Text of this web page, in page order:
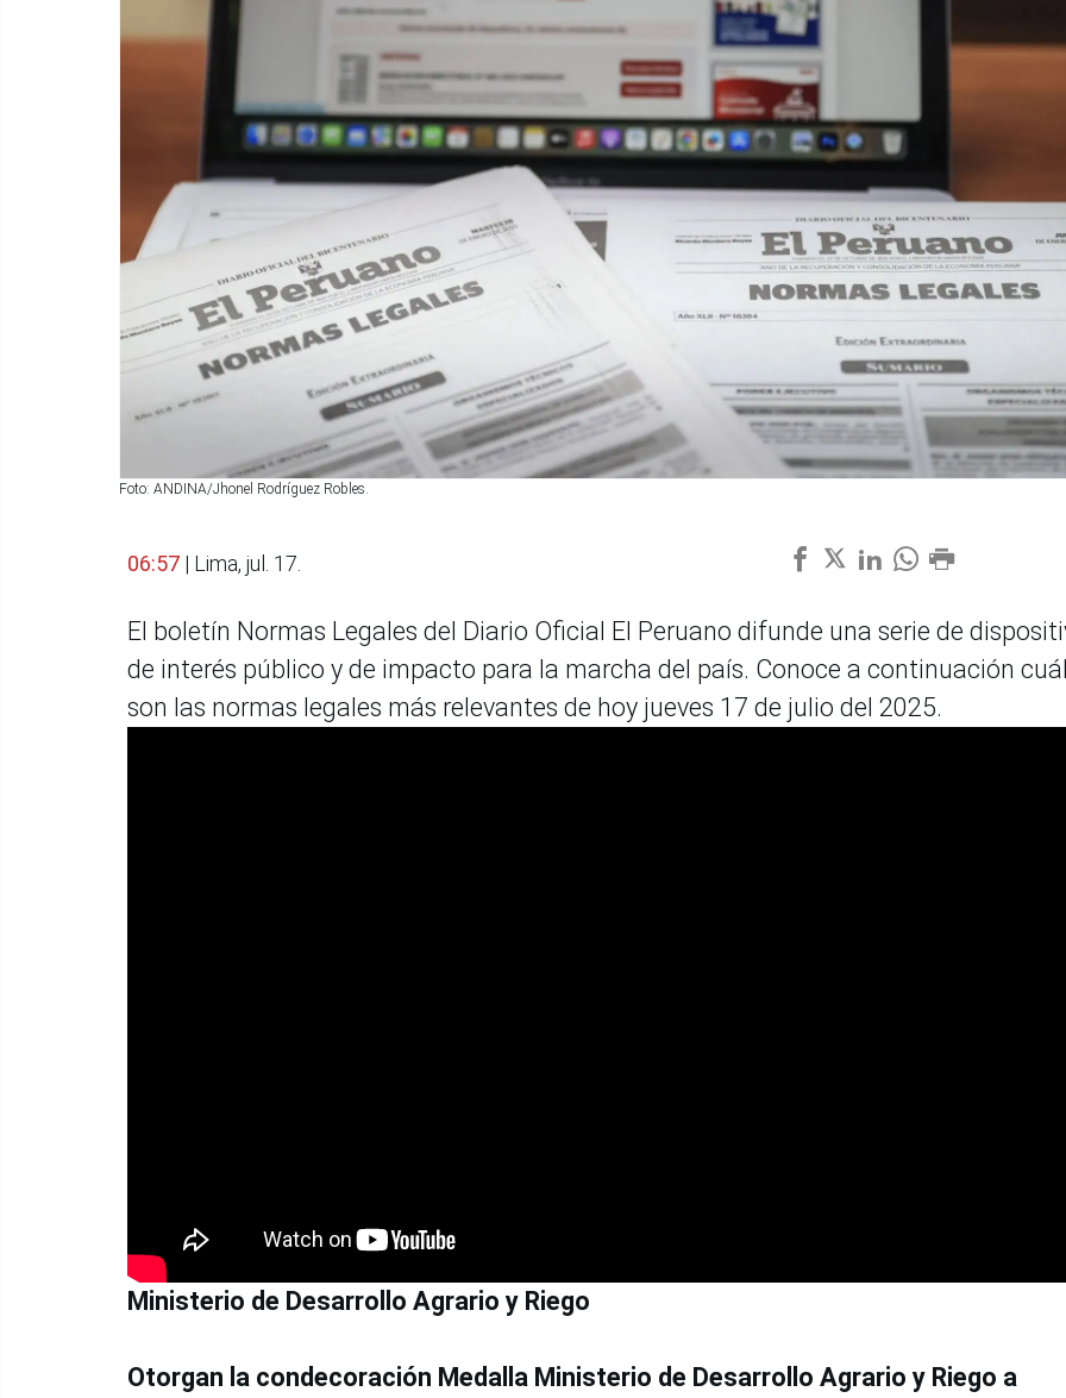
Foto: ANDINA/Jhonel Rodríguez Robles.
06:57 | Lima, jul. 17.
El boletín Normas Legales del Diario Oficial El Peruano difunde una serie de
de interés público y de impacto para la marcha del país. Conoce a continuación
son las normas legales más relevantes de hoy jueves 17 de julio del 2025.
Ministerio de Desarrollo Agrario y Riego
Otorgan la condecoración Medalla Ministerio de Desarrollo Agrario y Riego a